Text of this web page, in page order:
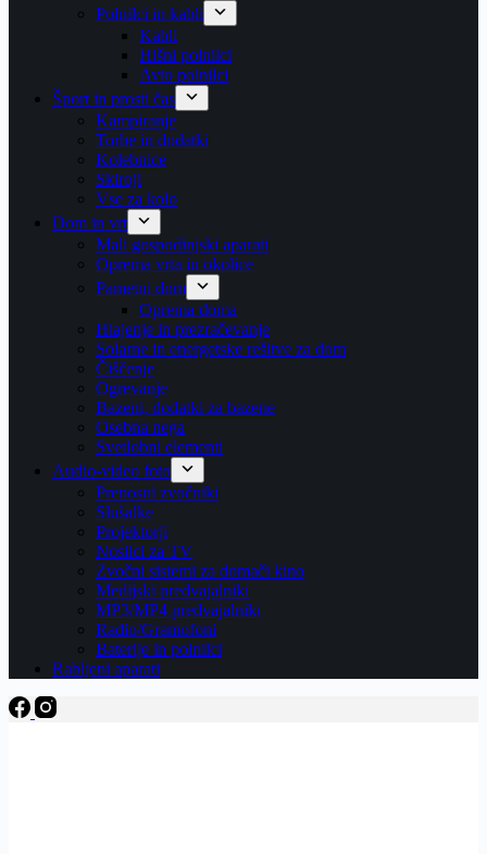
Polnilci in kabli
Kabli
Hišni polnilci
Avto polnilci
Šport in prosti čas
Kampiranje
Torbe in dodatki
Kolebnice
Skiroji
Vse za kolo
Dom in vrt
Mali gospodinjski aparati
Oprema vrta in okolice
Pametni dom
Oprema doma
Hlajenje in prezračevanje
Solarne in energetske rešitve za dom
Čiščenje
Ogrevanje
Bazeni, dodatki za bazene
Osebna nega
Svetlobni elementi
Audio-video foto
Prenosni zvočniki
Slušalke
Projektorji
Nosilci za TV
Zvočni sistemi za domači kino
Medijski predvajalniki
MP3/MP4 predvajalniki
Radio/Gramofoni
Baterije in polnilci
Rabljeni aparati